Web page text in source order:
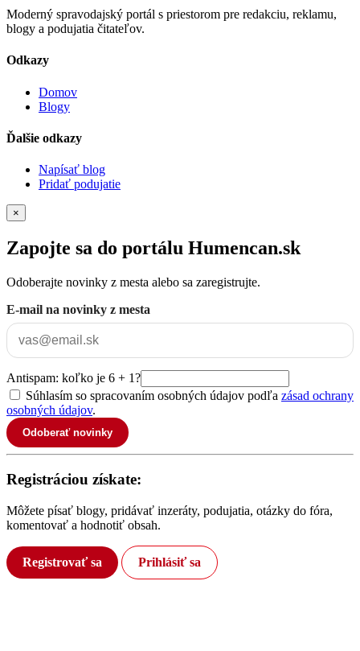
Moderný spravodajský portál s priestorom pre redakciu, reklamu,
blogy a podujatia čitateľov.
Odkazy
Domov
Blogy
Ďalšie odkazy
Napísať blog
Pridať podujatie
×
Zapojte sa do portálu Humencan.sk
Odoberajte novinky z mesta alebo sa zaregistrujte.
E-mail na novinky z mesta
Antispam: koľko je 6 + 1?
Súhlasím so spracovaním osobných údajov podľa zásad ochrany
osobných údajov.
Odoberať novinky
Registráciou získate:
Môžete písať blogy, pridávať inzeráty, podujatia, otázky do fóra,
komentovať a hodnotiť obsah.
Registrovať sa Prihlásiť sa